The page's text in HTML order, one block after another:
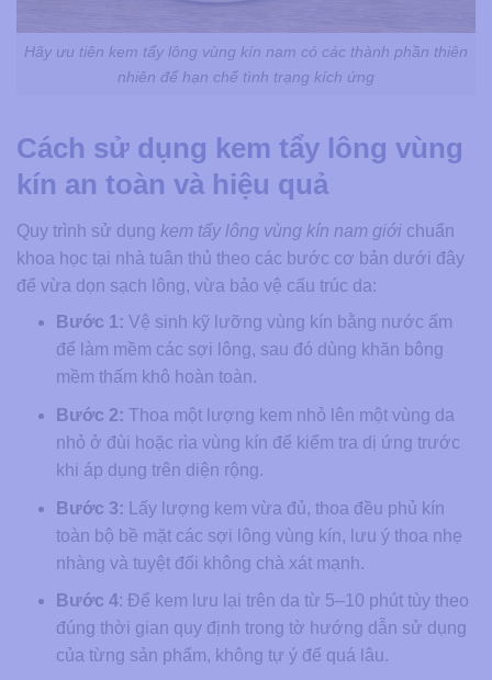
Hãy ưu tiên kem tẩy lông vùng kín nam có các thành phần thiên
nhiên để hạn chế tình trạng kích ứng
Cách sử dụng kem tẩy lông vùng
kín an toàn và hiệu quả
Quy trình sử dụng kem tẩy lông vùng kín nam giới chuẩn
khoa học tại nhà tuân thủ theo các bước cơ bản dưới đây
để vừa dọn sạch lông, vừa bảo vệ cấu trúc da:
Bước 1: Vệ sinh kỹ lưỡng vùng kín bằng nước ấm
để làm mềm các sợi lông, sau đó dùng khăn bông
mềm thấm khô hoàn toàn.
Bước 2: Thoa một lượng kem nhỏ lên một vùng da
nhỏ ở đùi hoặc rìa vùng kín để kiểm tra dị ứng trước
khi áp dụng trên diện rộng.
Bước 3: Lấy lượng kem vừa đủ, thoa đều phủ kín
toàn bộ bề mặt các sợi lông vùng kín, lưu ý thoa nhẹ
nhàng và tuyệt đối không chà xát mạnh.
Bước 4: Để kem lưu lại trên da từ 5–10 phút tùy theo
đúng thời gian quy định trong tờ hướng dẫn sử dụng
của từng sản phẩm, không tự ý để quá lâu.